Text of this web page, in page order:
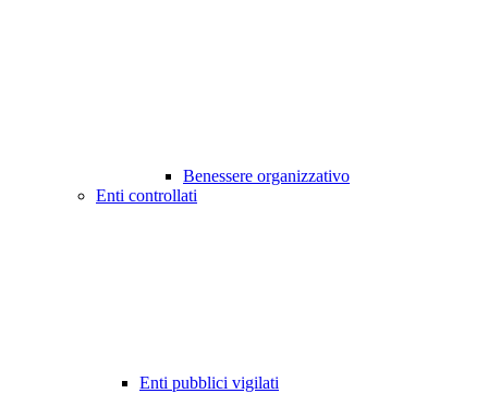
Benessere organizzativo
Enti controllati
Enti pubblici vigilati